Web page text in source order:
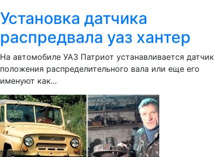
Установка датчика
распредвала уаз хантер
На автомобиле УАЗ Патриот устанавливается датчик
положения распределительного вала или еще его
именуют как...